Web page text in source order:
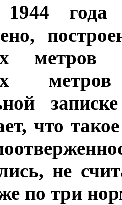
года
метров
что
не
по три